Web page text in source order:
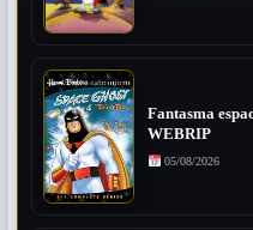
Fantasma
WEBRIP
05/08/2026